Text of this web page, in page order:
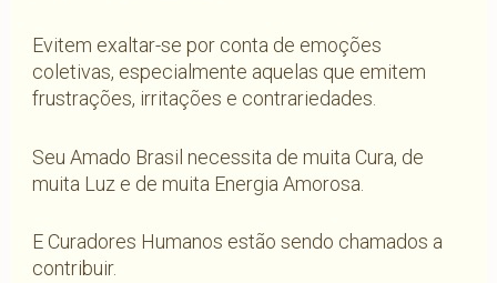
Evitem exaltar-se por conta de emoções
coletivas, especialmente aquelas que emitem
frustrações, irritações e contrariedades.
Seu Amado Brasil necessita de muita Cura, de
muita Luz e de muita Energia Amorosa.
E Curadores Humanos estão sendo chamados a
contribuir.